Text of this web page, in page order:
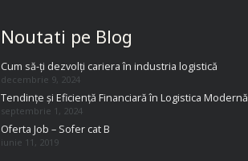
Noutati pe Blog
Cum să-ți dezvolți cariera în industria logistică
decembrie 9, 2024
Tendințe și Eficiență Financiară în Logistica Modernă
septembrie 1, 2024
Oferta Job – Sofer cat B
iunie 11, 2019